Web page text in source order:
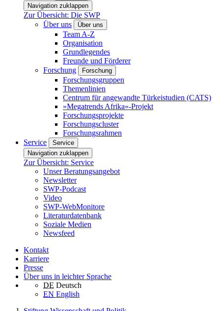
Navigation zuklappen
Zur Übersicht: Die SWP
Über uns
Über uns
Team A-Z
Organisation
Grundlegendes
Freunde und Förderer
Forschung
Forschung
Forschungsgruppen
Themenlinien
Centrum für angewandte Türkeistudien (CATS)
»Megatrends Afrika«-Projekt
Forschungsprojekte
Forschungscluster
Forschungsrahmen
Service
Service
Navigation zuklappen
Zur Übersicht: Service
Unser Beratungsangebot
Newsletter
SWP-Podcast
Video
SWP-WebMonitore
Literaturdatenbank
Soziale Medien
Newsfeed
Kontakt
Karriere
Presse
Über uns in leichter Sprache
DE Deutsch
EN English